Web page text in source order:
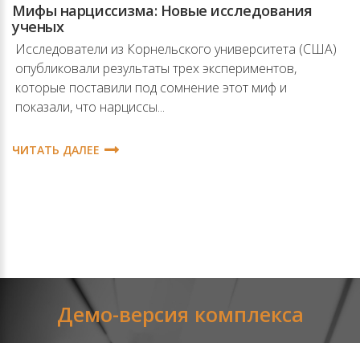
Мифы нарциссизма: Новые исследования
ученых
Исследователи из Корнельского университета (США)
опубликовали результаты трех экспериментов,
которые поставили под сомнение этот миф и
показали, что нарциссы...
ЧИТАТЬ ДАЛЕЕ
Демо-версия комплекса